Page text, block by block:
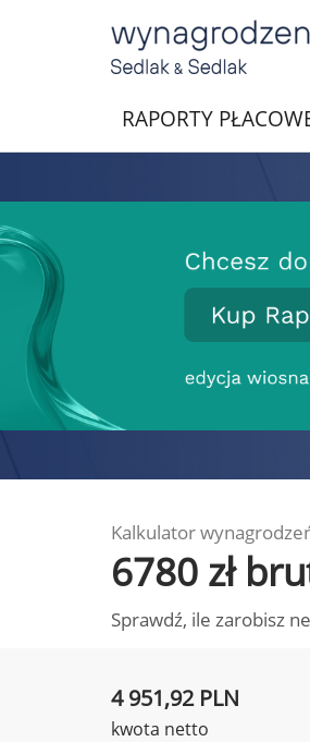
RAPORTY
Kalkulator
6780 zł
Sprawdź, ile zarobisz
4 951,92 PLN
kwota netto